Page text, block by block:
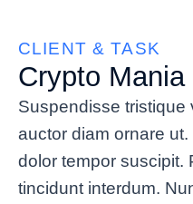
CLIENT & TASK
Crypto
Suspendisse tristique
auctor diam ornare
dolor tempor suscipit.
tincidunt interdum.